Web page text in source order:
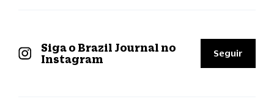
Siga o Brazil Journal no
Instagram
Seguir